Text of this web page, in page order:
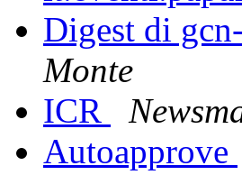
Digest di
Monte
ICR
Autoapprove